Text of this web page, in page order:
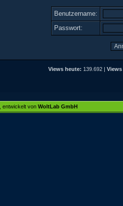
Benutzername:
Passwort:
Views heute: 139.692 |
, entwickelt von WoltLab GmbH